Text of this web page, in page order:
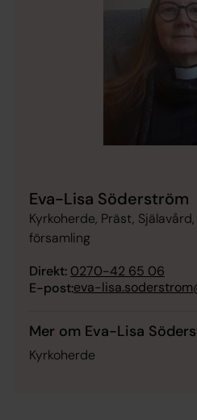
Eva-Lisa Söderström
Kyrkoherde, Präst,
församling
Direkt: 0270-42 65 06
E-post:eva-
Mer om Eva-Lisa
Kyrkoherde